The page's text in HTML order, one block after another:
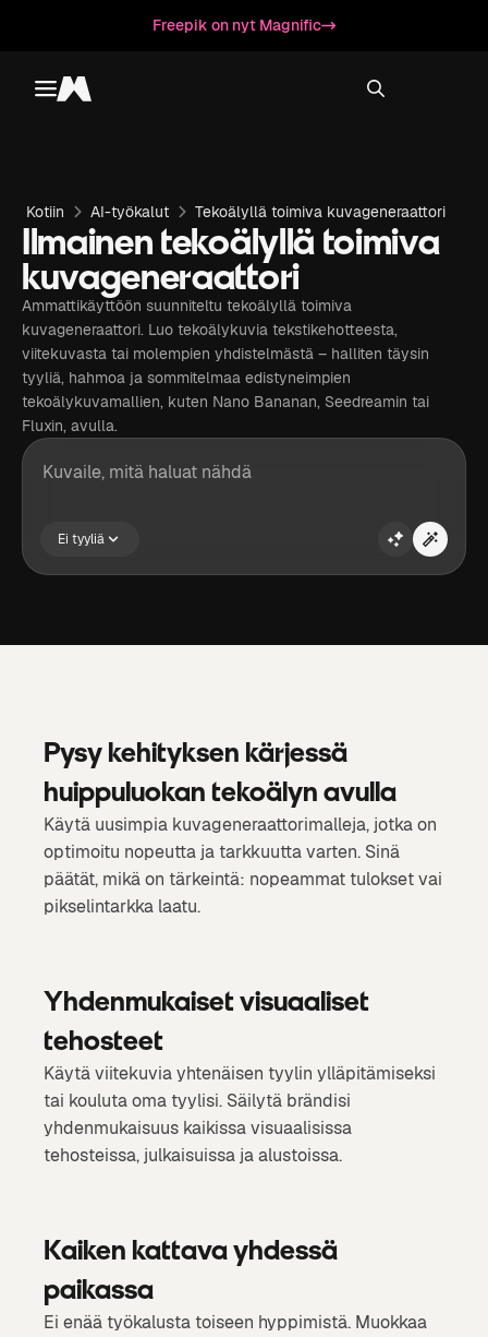
Freepik on nyt Magnific
Toggle menu
Magnific
Kotiin AI-työkalut Tekoälyllä toimiva kuvageneraattori
Ilmainen tekoälyllä toimiva
kuvageneraattori
Ammattikäyttöön suunniteltu tekoälyllä toimiva
kuvageneraattori. Luo tekoälykuvia tekstikehotteesta,
viitekuvasta tai molempien yhdistelmästä – halliten täysin
tyyliä, hahmoa ja sommitelmaa edistyneimpien
tekoälykuvamallien, kuten Nano Bananan, Seedreamin tai
Fluxin, avulla.
Ei tyyliä
Pysy kehityksen kärjessä
huippuluokan tekoälyn avulla
Käytä uusimpia kuvageneraattorimalleja, jotka on
optimoitu nopeutta ja tarkkuutta varten. Sinä
päätät, mikä on tärkeintä: nopeammat tulokset vai
pikselintarkka laatu.
Yhdenmukaiset visuaaliset
tehosteet
Käytä viitekuvia yhtenäisen tyylin ylläpitämiseksi
tai kouluta oma tyylisi. Säilytä brändisi
yhdenmukaisuus kaikissa visuaalisissa
tehosteissa, julkaisuissa ja alustoissa.
Kaiken kattava yhdessä
paikassa
Ei enää työkalusta toiseen hyppimistä. Muokkaa